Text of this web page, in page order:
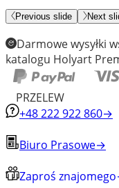
Previous slide Next
Darmowe wysyłki
katalogu Holyart
PRZELEW
+48 222 922 860→
Biuro Prasowe→
Zaproś znajomego